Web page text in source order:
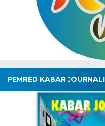
PEMRED KABAR